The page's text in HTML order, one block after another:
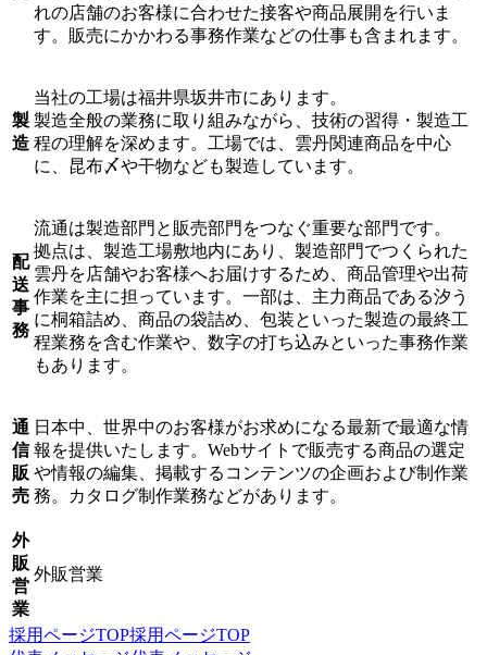
れの店舗のお客様に合わせた接客や商品展開を行いま
す。販売にかかわる事務作業などの仕事も含まれます。
製
造
当社の工場は福井県坂井市にあります。
製造全般の業務に取り組みながら、技術の習得・製造工
程の理解を深めます。工場では、雲丹関連商品を中心
に、昆布〆や干物なども製造しています。
配
送
事
務
流通は製造部門と販売部門をつなぐ重要な部門です。
拠点は、製造工場敷地内にあり、製造部門でつくられた
雲丹を店舗やお客様へお届けするため、商品管理や出荷
作業を主に担っています。一部は、主力商品である汐う
に桐箱詰め、商品の袋詰め、包装といった製造の最終工
程業務を含む作業や、数字の打ち込みといった事務作業
もあります。
通
信
販
売
日本中、世界中のお客様がお求めになる最新で最適な情
報を提供いたします。Webサイトで販売する商品の選定
や情報の編集、掲載するコンテンツの企画および制作業
務。カタログ制作業務などがあります。
外
販
営
業
外販営業
採用ページTOP採用ページTOP